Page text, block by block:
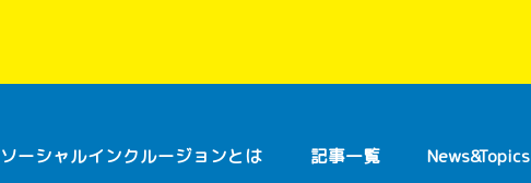
ソーシャルインクルージョンとは 記事一覧 News&Topics